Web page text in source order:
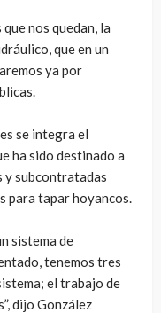
nos quedan, la
que en un
ya por
se integra el
ha sido destinado a
y subcontratadas
para tapar hoyancos.
sistema de
tenemos tres
el trabajo de
dijo González